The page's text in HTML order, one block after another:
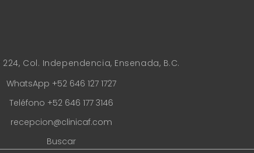
Col. Independencia, Ensenada, B.C.
WhatsApp +52 646 127 1727
Teléfono +52 646 177 3146
recepcion@clinicaf.com
Buscar